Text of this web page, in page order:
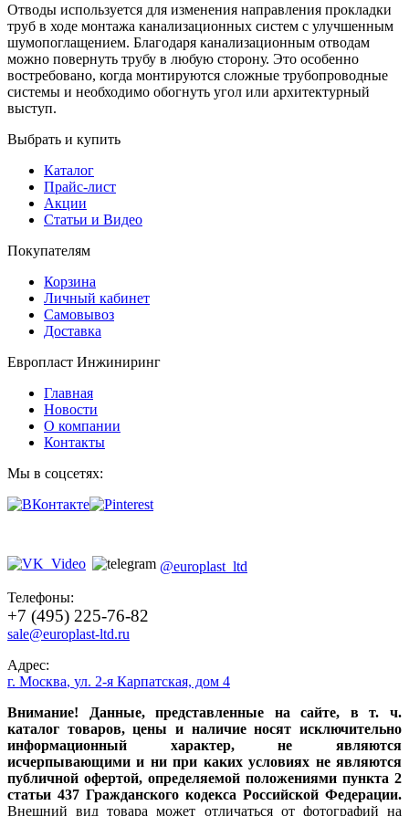
Отводы используется для изменения направления прокладки
труб в ходе монтажа канализационных систем с улучшенным
шумопоглащением. Благодаря канализационным отводам
можно повернуть трубу в любую сторону. Это особенно
востребовано, когда монтируются сложные трубопроводные
системы и необходимо обогнуть угол или архитектурный
выступ.
Выбрать и купить
Каталог
Прайс-лист
Акции
Статьи и Видео
Покупателям
Корзина
Личный кабинет
Самовывоз
Доставка
Европласт Инжиниринг
Главная
Новости
О компании
Контакты
Мы в соцсетях:
@europlast_ltd
Телефоны:
+7 (495) 225-76-82
sale@europlast-ltd.ru
Адрес:
г. Москва, ул. 2-я Карпатская, дом 4
Внимание! Данные, представленные на сайте, в т. ч.
каталог товаров, цены и наличие носят исключительно
информационный характер, не являются
исчерпывающими и ни при каких условиях не являются
публичной офертой, определяемой положениями пункта 2
статьи 437 Гражданского кодекса Российской Федерации.
Внешний вид товара может отличаться от фотографий на